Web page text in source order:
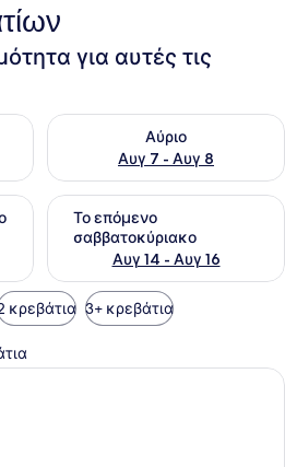
για αυτές τις
απόψε Αυγ 6 - Αυγ 7
Αύριο
Αυγ 7 - Αυγ 8
Έλεγχος διαθεσιμότητας
αυτό το σαββατοκύριακο
Το επόμενο
σαββατοκύριακο
Αυγ 14 - Αυγ 16
Έλεγχος διαθεσιμότητας
κρεβάτια 3+ κρεβάτια